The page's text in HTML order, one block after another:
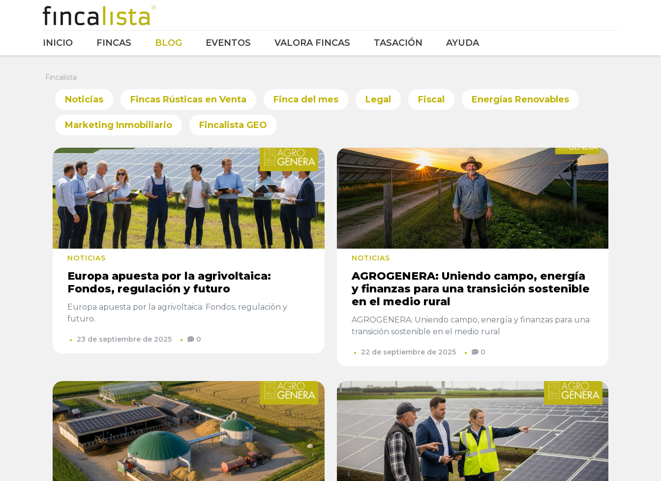
INICIO FINCAS BLOG EVENTOS VALORA FINCAS TASACIÓN AYUDA
Fincalista
Noticias Fincas Rústicas en Venta Finca del mes Legal Fiscal Energías Renovables
Marketing Inmobiliario Fincalista GEO
NOTICIAS
Europa apuesta por la agrivoltaica:
Fondos, regulación y futuro
Europa apuesta por la agrivoltaica: Fondos, regulación y
futuro.
23 de septiembre de 2025 0
NOTICIAS
AGROGENERA: Uniendo campo, energía
y finanzas para una transición sostenible
en el medio rural
AGROGENERA: Uniendo campo, energía y finanzas para una
transición sostenible en el medio rural
22 de septiembre de 2025 0